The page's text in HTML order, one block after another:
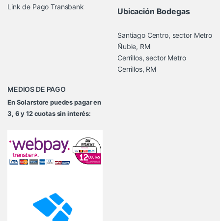
Link de Pago Transbank
Ubicación Bodegas
Santiago Centro, sector Metro
Ñuble, RM
Cerrillos, sector Metro
Cerrillos, RM
MEDIOS DE PAGO
En Solarstore puedes pagar en
3, 6 y 12 cuotas sin interés: